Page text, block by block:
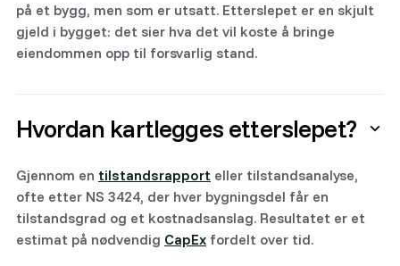
på et bygg, men som er utsatt. Etterslepet er en skjult
gjeld i bygget: det sier hva det vil koste å bringe
eiendommen opp til forsvarlig stand.
Hvordan kartlegges etterslepet?
Gjennom en tilstandsrapport eller tilstandsanalyse,
ofte etter NS 3424, der hver bygningsdel får en
tilstandsgrad og et kostnadsanslag. Resultatet er et
estimat på nødvendig CapEx fordelt over tid.